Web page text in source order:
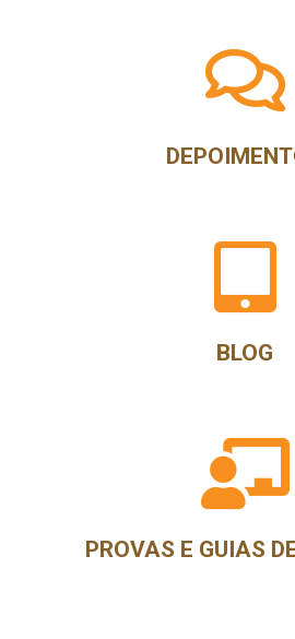
BLOG
PROVAS E GUIAS